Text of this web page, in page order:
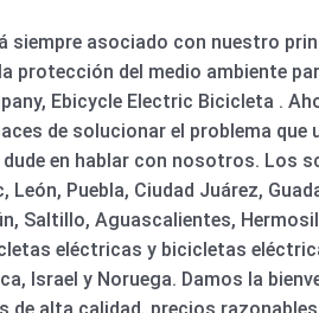
siempre asociado con nuestro
protección del medio ambiente
Ebicycle Electric Bicicleta .
de solucionar el problema
dude en hablar con nosotros. Los
León, Puebla, Ciudad Juárez,
Saltillo, Aguascalientes,
eléctricas y bicicletas
Israel y Noruega. Damos la